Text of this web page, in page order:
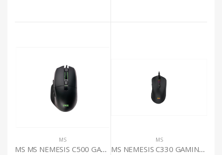
MS
MS MS NEMESIS C500 GAMING MIŠ
MS
MS NEMESIS C330 GAMING MIŠ